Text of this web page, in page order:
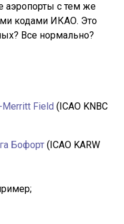
аэропорты с тем же
кодами ИКАО. Это
Все нормально?
Merritt Field(ICAO KNBC
Бофорт(ICAO KARW